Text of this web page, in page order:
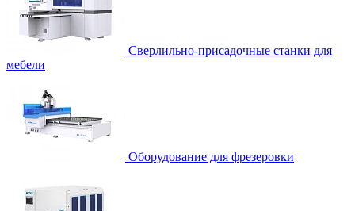
Сверлильно-присадочные станки для
мебели
Оборудование для фрезеровки